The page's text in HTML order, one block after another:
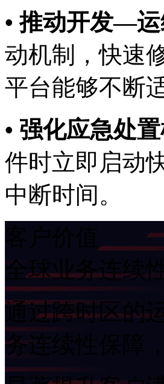
• 推动开发—运
动机制，快
平台能够不断
• 强化应急处置机
件时立即启动
中断时间。
全球业务连续性保
通过跨时区的
务连续性保障